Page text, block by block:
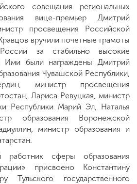
совещания региональных
вице-премьер Дмитрий
просвещения Российской
вручили почетные грамоты
за стабильно высокие
Ими были награждены Дмитрий
Чувашской Республики,
министр просвещения
Лариса Ревуцкая, министр
Республики Марий Эл, Наталья
образования Воронежской
министр образования и
работник сферы образования
присвоено Константину
Тульского государственного